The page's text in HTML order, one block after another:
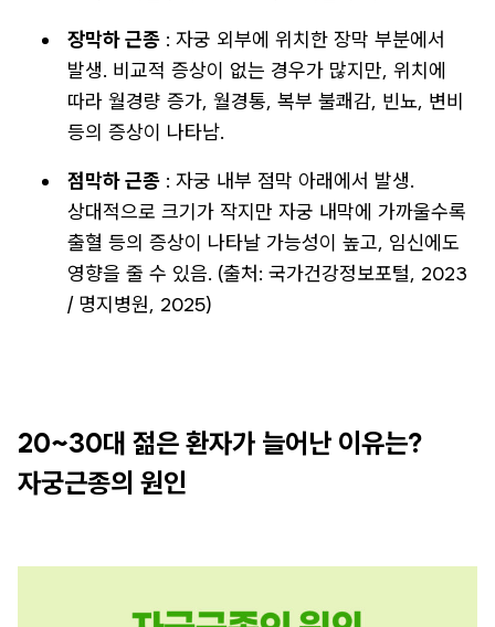
장막하 근종: 자궁 외부에 위치한 장막 부분에서
발생. 비교적 증상이 없는 경우가 많지만, 위치에
따라 월경량 증가, 월경통, 복부 불쾌감, 빈뇨, 변비
등의 증상이 나타남.
점막하 근종: 자궁 내부 점막 아래에서 발생.
상대적으로 크기가 작지만 자궁 내막에 가까울수록
출혈 등의 증상이 나타날 가능성이 높고, 임신에도
영향을 줄 수 있음. (출처: 국가건강정보포털, 2023
/ 명지병원, 2025)
20~30대 젊은 환자가 늘어난 이유는?
자궁근종의 원인